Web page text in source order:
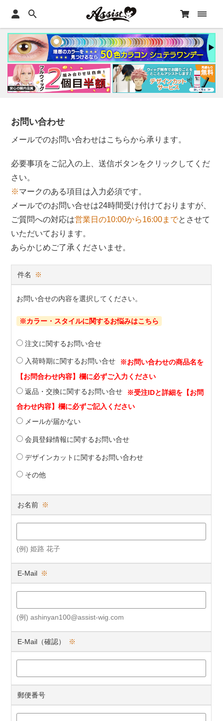
お問い合わせ
メールでのお問い合わせはこちらから承ります。
必要事項をご記入の上、送信ボタンをクリックしてくだ
さい。
※マークのある項目は入力必須です。
メールでのお問い合せは24時間受け付けておりますが、
ご質問への対応は営業日の10:00から16:00までとさせて
いただいております。
あらかじめご了承くださいませ。
件名 ※
お問い合せの内容を選択してください。
※カラー・スタイルに関するお悩みはこちら
注文に関するお問い合せ
入荷時期に関するお問い合せ
返品・交換に関するお問い合せ
メールが届かない
会員登録情報に関するお問い合せ
デザインカットに関するお問い合わせ
その他
お名前 ※
(例) 姫路 花子
E-Mail ※
(例) ashinyan100@assist-wig.com
E-Mail（確認） ※
郵便番号